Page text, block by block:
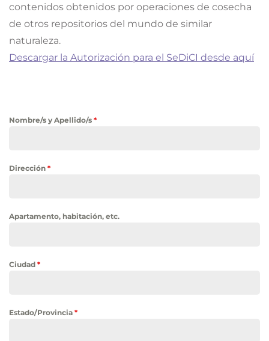
contenidos obtenidos por operaciones de cosecha
de otros repositorios del mundo de similar
naturaleza.
Descargar la Autorización para el SeDiCI desde aquí
Nombre/s y Apellido/s *
Dirección *
Apartamento, habitación, etc.
Ciudad *
Estado/Provincia *